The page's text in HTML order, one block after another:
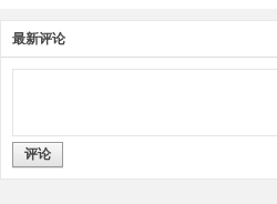
最新评论
评论